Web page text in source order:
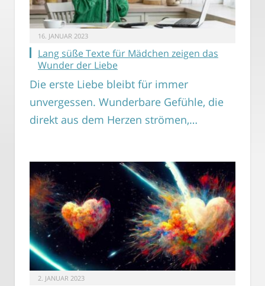
16. JANUAR 2023
Lang süße Texte für Mädchen zeigen das
Wunder der Liebe
Die erste Liebe bleibt für immer
unvergessen. Wunderbare Gefühle, die
direkt aus dem Herzen strömen,…
2. JANUAR 2023